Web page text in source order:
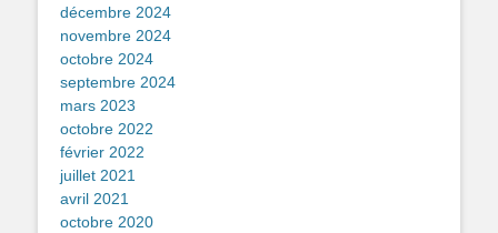
décembre 2024
novembre 2024
octobre 2024
septembre 2024
mars 2023
octobre 2022
février 2022
juillet 2021
avril 2021
octobre 2020